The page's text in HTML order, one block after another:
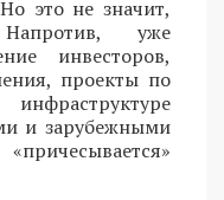
это не значит,
уже
инвесторов,
проекты по
и зарубежными